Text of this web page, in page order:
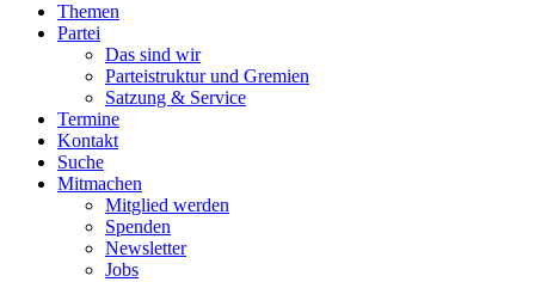
Themen
Partei
Das sind wir
Parteistruktur und Gremien
Satzung & Service
Termine
Kontakt
Suche
Mitmachen
Mitglied werden
Spenden
Newsletter
Jobs